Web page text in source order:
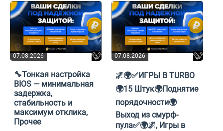
07.08.2026
🔧Тонкая настройка
BIOS — минимальная
задержка,
стабильность и
максимум отклика,
Прочее
07.08.2026
🌌🌍✅ИГРЫ В TURBO
🌍15 Штук🌍Поднятие
порядочности🌍
Выход из смурф-
пула✅🌍🌌, Игры в